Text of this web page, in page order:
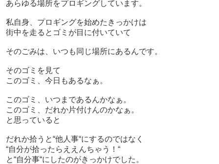
あらゆる場所をプロギングしています。
私自身、プロギングを始めたきっかけは
街中を走るとゴミが目に付いていて
そのごみは、いつも同じ場所にあるんです。
そのゴミを見て
このゴミ、今日もあるなぁ。
このゴミ、いつまであるんかなぁ。
このゴミ、だれか片付けんのかなぁ。
と思っていると
だれか拾うと“他人事“にするのではなく
“自分が拾ったらええんちゃう！“
と“自分事“にしたのがきっかけでした。